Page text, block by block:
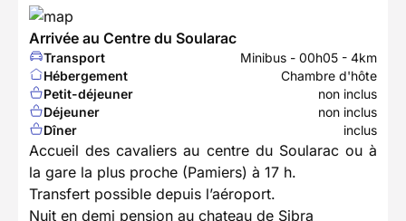
Arrivée au Centre du Soularac
Transport
Minibus - 00h05 - 4km
Hébergement
Chambre d'hôte
Petit-déjeuner
non inclus
Déjeuner
non inclus
Dîner
inclus
Accueil des cavaliers au centre du Soularac ou à
la gare la plus proche (Pamiers) à 17 h.
Transfert possible depuis l’aéroport.
Nuit en demi pension au chateau de Sibra